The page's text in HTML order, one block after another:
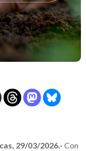
29/03/2026.- Con